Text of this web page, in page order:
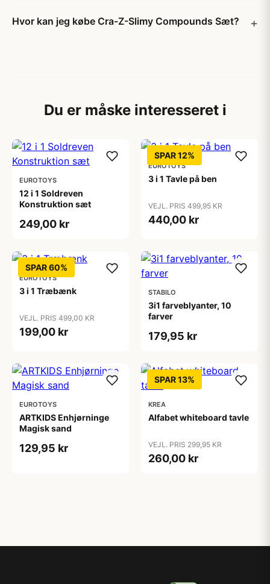
Hvor kan jeg købe Cra-Z-Slimy Compounds Sæt?
Du er måske interesseret i
EUROTOYS
12 i 1 Soldreven
Konstruktion sæt
249,00 kr
SPAR 12%
EUROTOYS
3 i 1 Tavle på ben
VEJL. PRIS 499,95 KR
440,00 kr
SPAR 60%
EUROTOYS
3 i 1 Træbænk
VEJL. PRIS 499,00 KR
199,00 kr
STABILO
3i1 farveblyanter, 10
farver
179,95 kr
EUROTOYS
ARTKIDS Enhjørninge
Magisk sand
129,95 kr
SPAR 13%
KREA
Alfabet whiteboard tavle
VEJL. PRIS 299,95 KR
260,00 kr